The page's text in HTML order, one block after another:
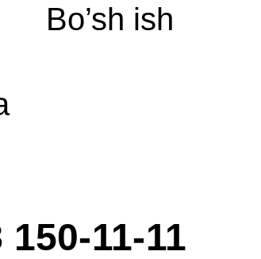
Bo’sh ish
150-11-11